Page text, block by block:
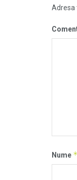
Adresa
Nume *